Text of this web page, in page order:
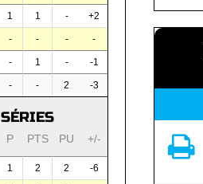
1 1 - +2
- - - -
- 1 - -1
- - 2 -3
SÉRIES
P PTS PU +/-
1 2 2 -6